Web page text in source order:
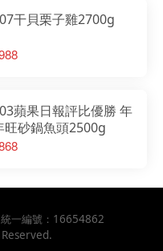
干貝栗子雞2700g
蘋果日報評比優勝 年
旺砂鍋魚頭2500g
統一編號： 16654862